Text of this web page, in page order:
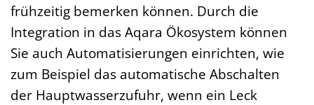
frühzeitig bemerken können. Durch die
Integration in das Aqara Ökosystem können
Sie auch Automatisierungen einrichten, wie
zum Beispiel das automatische Abschalten
der Hauptwasserzufuhr, wenn ein Leck